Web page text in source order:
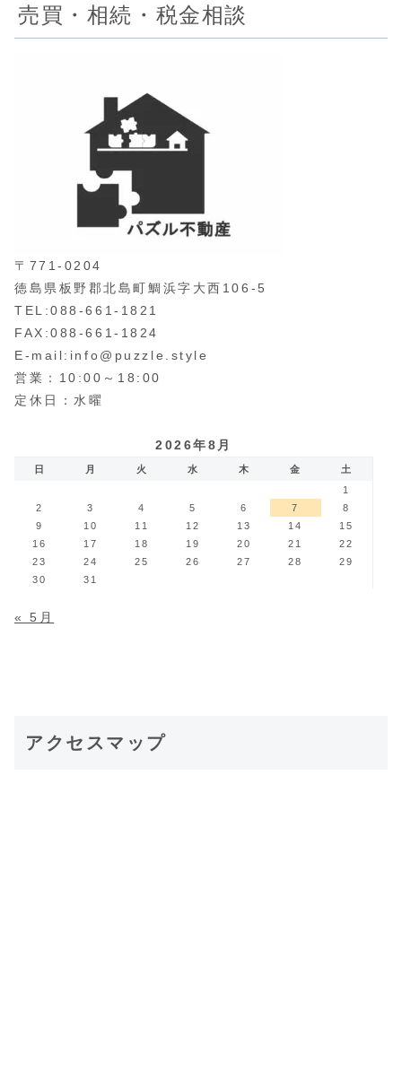
売買・相続・税金相談
〒771-0204
徳島県板野郡北島町鯛浜字大西106-5
TEL:088-661-1821
FAX:088-661-1824
E-mail:info@puzzle.style
営業：10:00～18:00
定休日：水曜
2026年8月
日 月 火 水 木 金
土
1
2
3 4 5 6 7
8
9
10 11 12 13 14
15
16
17 18 19 20 21
22
23
24 25 26 27 28
29
30
31
« 5月
アクセスマップ